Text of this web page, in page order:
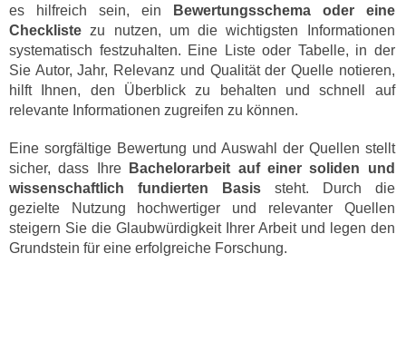
es hilfreich sein, ein
Bewertungsschema oder eine
Checkliste zu nutzen, um die wichtigsten Informationen
systematisch festzuhalten. Eine Liste oder Tabelle, in der
Sie Autor, Jahr, Relevanz und Qualität der Quelle notieren,
hilft Ihnen, den Überblick zu behalten und schnell auf
relevante Informationen zugreifen zu können.
Eine sorgfältige Bewertung und Auswahl der Quellen stellt
sicher, dass Ihre
Bachelorarbeit auf einer soliden und
wissenschaftlich fundierten Basissteht. Durch die
gezielte Nutzung hochwertiger und relevanter Quellen
steigern Sie die Glaubwürdigkeit Ihrer Arbeit und legen den
Grundstein für eine erfolgreiche Forschung.